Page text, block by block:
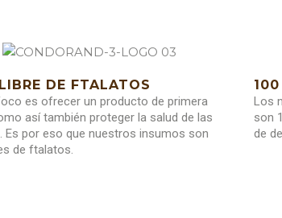
DE FTALATOS
es ofrecer un producto de primera
así también proteger la salud de las
Es por eso que nuestros insumos son
de ftalatos.
Los
son
de